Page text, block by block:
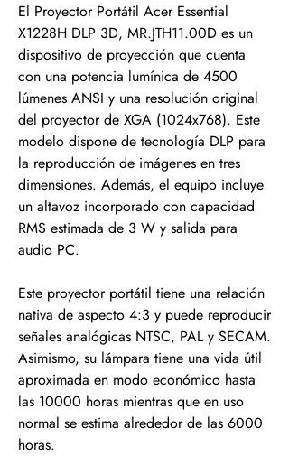
El Proyector Portátil Acer Essential
X1228H DLP 3D, MR.JTH11.00D es un
dispositivo de proyección que cuenta
con una potencia lumínica de 4500
lúmenes ANSI y una resolución original
del proyector de XGA (1024x768). Este
modelo dispone de tecnología DLP para
la reproducción de imágenes en tres
dimensiones. Además, el equipo incluye
un altavoz incorporado con capacidad
RMS estimada de 3 W y salida para
audio PC.
Este proyector portátil tiene una relación
nativa de aspecto 4:3 y puede reproducir
señales analógicas NTSC, PAL y SECAM.
Asimismo, su lámpara tiene una vida útil
aproximada en modo económico hasta
las 10000 horas mientras que en uso
normal se estima alrededor de las 6000
horas.